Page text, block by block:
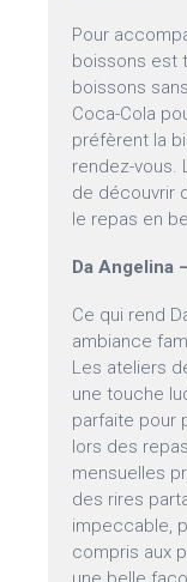
Pour
boissons est
boissons
Coca-Cola
préfèrent la
rendez-vous.
de découvrir
le repas en
Da Angelina
Ce qui rend
ambiance
Les ateliers
une touche
parfaite pour
lors des
mensuelles
des rires
impeccable,
compris aux